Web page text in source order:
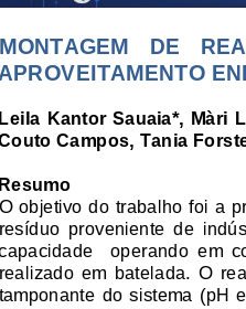
MONTAGEM   DE
APROVEITAMENTO
Leila Kantor Sauaia*, Màri
Campos, Tania
Resumo
O objetivo do trabalho foi a
resíduo  proveniente  de
operando  em
realizado  em  batelada.  O
tamponante  do  sistema